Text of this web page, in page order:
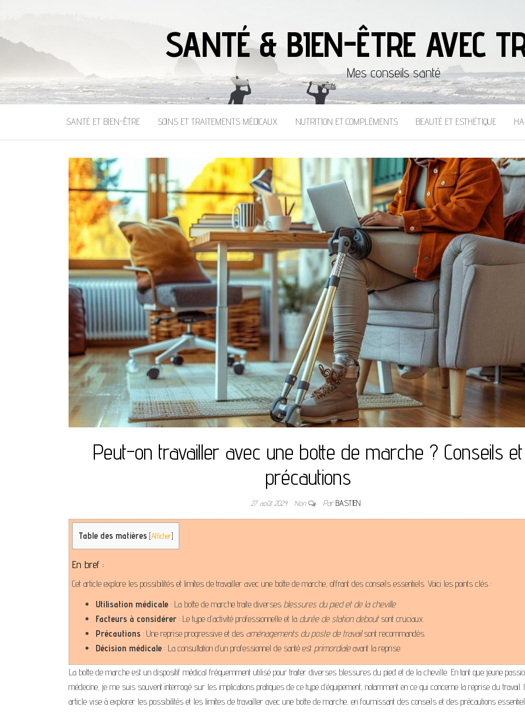
SANTÉ & BIEN-ÊTRE AVEC
Mes conseils santé
SANTÉ ET BIEN-ÊTRE SOINS ET TRAITEMENTS MÉDICAUX NUTRITION ET COMPLÉMENTS BEAUTÉ ET ESTHÉTIQUE
Peut-on travailler avec une botte de marche ? Conseils et
précautions
27 août 2024 Non ParBASTIEN
Table des matières [Afficher]
En bref :
Cet article explore les possibilités et limites de travailler avec une botte de marche, offrant des conseils essentiels. Voici les points clés :
Utilisation médicale : La botte de marche traite diverses blessures du pied et de la cheville.
Facteurs à considérer : Le type d’activité professionnelle et la durée de station deboutsont cruciaux.
Précautions : Une reprise progressive et des aménagements du poste de travailsont recommandés.
Décision médicale : La consultation d’un professionnel de santé est primordialeavant la reprise.
La botte de marche est un dispositif médical fréquemment utilisé pour traiter diverses blessures du pied et de la cheville. En tant que jeune
médecine, je me suis souvent interrogé sur les implications pratiques de ce type d’équipement, notamment en ce qui concerne la reprise du travail.
article vise à explorer les possibilités et les limites de travailler avec une botte de marche, en fournissant des conseils et des précautions